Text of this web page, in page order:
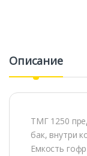
Описание
ТМГ 1250
бак, внутри
Емкость